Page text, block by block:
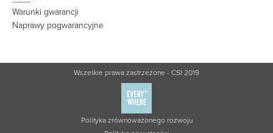
Warunki gwarancji
Naprawy pogwarancyjne
Wszelkie prawa zastrzeżone - CSI 2019
Polityka zrównoważonego rozwoju